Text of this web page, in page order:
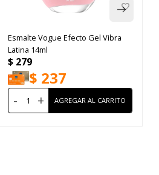
Esmalte Vogue Efecto Gel Vibra
Latina 14ml
$ 279
$ 237
- +